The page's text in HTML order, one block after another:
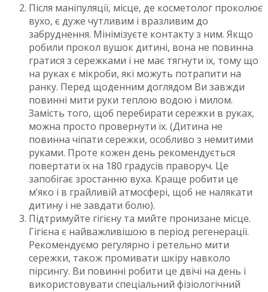
Після маніпуляції, місце, де косметолог проколює
вухо, є дуже чутливим і вразливим до
забруднення. Мінімізуєте контакту з ним. Якщо
робили прокол вушок дитині, вона не повинна
гратися з сережками і не має тягнути їх, тому що
на руках є мікроби, які можуть потрапити на
ранку. Перед щоденним доглядом Ви завжди
повинні мити руки теплою водою і милом.
Замість того, щоб перебирати сережки в руках,
можна просто провернути їх. (Дитина не
повинна чіпати сережки, особливо з немитими
руками. Проте кожен день рекомендується
повертати їх на 180 градусів праворуч. Це
запобігає зростанню вуха. Краще робити це
м’яко і в грайливій атмосфері, щоб не налякати
дитину і не завдати болю).
Підтримуйте гігієну та мийте пронизане місце.
Гігієна є найважливішою в період регенерації.
Рекомендуємо регулярно і ретельно мити
сережки, також промивати шкіру навколо
пірсингу. Ви повинні робити це двічі на день і
використовувати спеціальний фізіологічний